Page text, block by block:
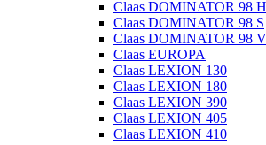
Claas DOMINATOR 98 H
Claas DOMINATOR 98 S
Claas DOMINATOR 98
Claas EUROPA
Claas LEXION 130
Claas LEXION 180
Claas LEXION 390
Claas LEXION 405
Claas LEXION 410